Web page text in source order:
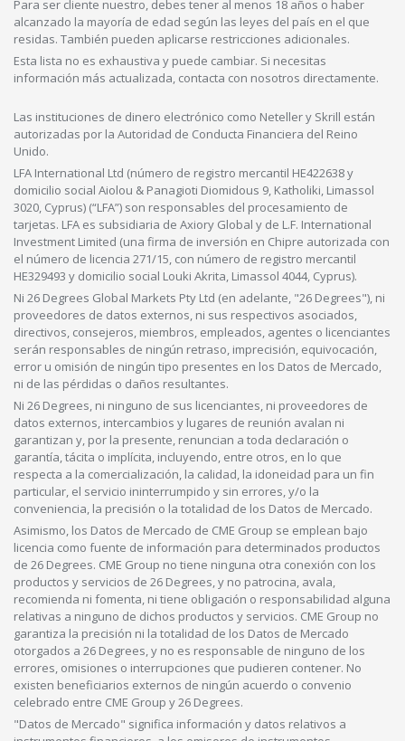
Para ser cliente nuestro, debes tener al menos 18 años o haber
alcanzado la mayoría de edad según las leyes del país en el que
residas. También pueden aplicarse restricciones adicionales.
Esta lista no es exhaustiva y puede cambiar. Si necesitas
información más actualizada, contacta con nosotros directamente.
Las instituciones de dinero electrónico como Neteller y Skrill están
autorizadas por la Autoridad de Conducta Financiera del Reino
Unido.
LFA International Ltd (número de registro mercantil HE422638 y
domicilio social Aiolou & Panagioti Diomidous 9, Katholiki, Limassol
3020, Cyprus) (“LFA”) son responsables del procesamiento de
tarjetas. LFA es subsidiaria de Axiory Global y de L.F. International
Investment Limited (una firma de inversión en Chipre autorizada con
el número de licencia 271/15, con número de registro mercantil
HE329493 y domicilio social Louki Akrita, Limassol 4044, Cyprus).
Ni 26 Degrees Global Markets Pty Ltd (en adelante, "26 Degrees"), ni
proveedores de datos externos, ni sus respectivos asociados,
directivos, consejeros, miembros, empleados, agentes o licenciantes
serán responsables de ningún retraso, imprecisión, equivocación,
error u omisión de ningún tipo presentes en los Datos de Mercado,
ni de las pérdidas o daños resultantes.
Ni 26 Degrees, ni ninguno de sus licenciantes, ni proveedores de
datos externos, intercambios y lugares de reunión avalan ni
garantizan y, por la presente, renuncian a toda declaración o
garantía, tácita o implícita, incluyendo, entre otros, en lo que
respecta a la comercialización, la calidad, la idoneidad para un fin
particular, el servicio ininterrumpido y sin errores, y/o la
conveniencia, la precisión o la totalidad de los Datos de Mercado.
Asimismo, los Datos de Mercado de CME Group se emplean bajo
licencia como fuente de información para determinados productos
de 26 Degrees. CME Group no tiene ninguna otra conexión con los
productos y servicios de 26 Degrees, y no patrocina, avala,
recomienda ni fomenta, ni tiene obligación o responsabilidad alguna
relativas a ninguno de dichos productos y servicios. CME Group no
garantiza la precisión ni la totalidad de los Datos de Mercado
otorgados a 26 Degrees, y no es responsable de ninguno de los
errores, omisiones o interrupciones que pudieren contener. No
existen beneficiarios externos de ningún acuerdo o convenio
celebrado entre CME Group y 26 Degrees.
"Datos de Mercado" significa información y datos relativos a